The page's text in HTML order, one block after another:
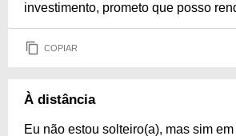
investimento, prometo que posso
COPIAR
À distância
Eu não estou solteiro(a), mas sim em